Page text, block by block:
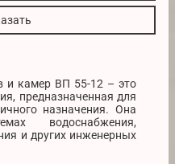
и камер ВП 55-12 – это
предназначенная для
назначения. Она
водоснабжения,
и других инженерных